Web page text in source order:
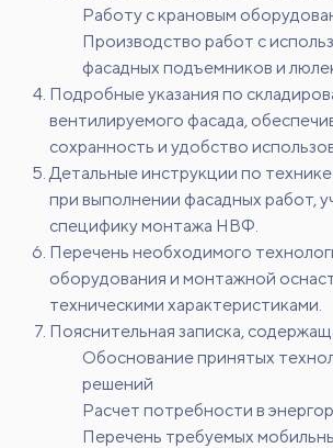
Работу с крановым
Производство работ с
фасадных подъемников и
Подробные указания по
вентилируемого фасада,
сохранность и удобство
Детальные инструкции по
при выполнении фасадных работ,
специфику монтажа НВФ.
Перечень необходимого
оборудования и монтажной
техническими характеристиками.
Пояснительная записка,
Обоснование принятых
решений
Расчет потребности в
Перечень требуемых